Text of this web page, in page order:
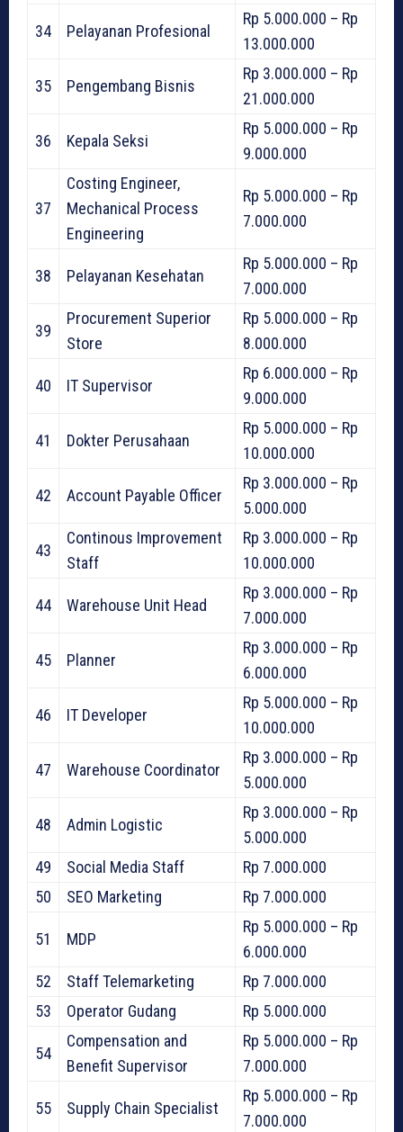
34 Pelayanan Profesional
Rp 5.000.000 – Rp
13.000.000
35 Pengembang Bisnis
Rp 3.000.000 – Rp
21.000.000
36 Kepala Seksi
Rp 5.000.000 – Rp
9.000.000
37
Costing Engineer,
Mechanical Process
Engineering
Rp 5.000.000 – Rp
7.000.000
38 Pelayanan Kesehatan
Rp 5.000.000 – Rp
7.000.000
39
Procurement Superior
Store
Rp 5.000.000 – Rp
8.000.000
40 IT Supervisor
Rp 6.000.000 – Rp
9.000.000
41 Dokter Perusahaan
Rp 5.000.000 – Rp
10.000.000
42 Account Payable Officer
Rp 3.000.000 – Rp
5.000.000
43
Continous Improvement
Staff
Rp 3.000.000 – Rp
10.000.000
44 Warehouse Unit Head
Rp 3.000.000 – Rp
7.000.000
45 Planner
Rp 3.000.000 – Rp
6.000.000
46 IT Developer
Rp 5.000.000 – Rp
10.000.000
47 Warehouse Coordinator
Rp 3.000.000 – Rp
5.000.000
48 Admin Logistic
Rp 3.000.000 – Rp
5.000.000
49
Social Media Staff
Rp 7.000.000
50
SEO Marketing Rp 7.000.000
51 MDP
Rp 5.000.000 – Rp
6.000.000
52
Staff Telemarketing
Rp 7.000.000
53
Operator Gudang Rp 5.000.000
54
Compensation and
Benefit Supervisor
Rp 5.000.000 – Rp
7.000.000
55 Supply Chain Specialist
Rp 5.000.000 – Rp
7.000.000